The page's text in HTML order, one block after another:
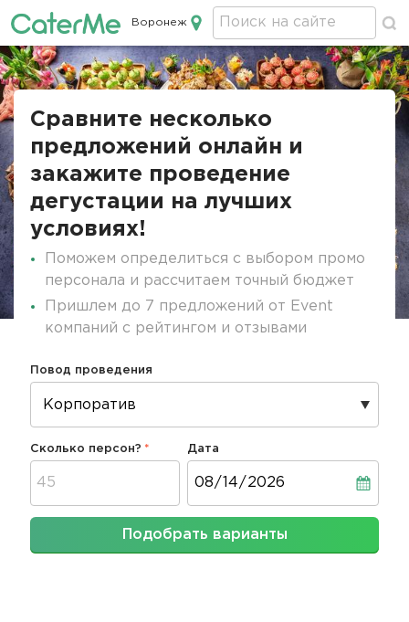
Кейтеринг в Воронеже
Воронеж
Строка
Сравните несколько
предложений онлайн и
закажите проведение
дегустации на лучших
условиях!
Поможем определиться с выбором промо
персонала и рассчитаем точный бюджет
Пришлем до 7 предложений от Event
компаний с рейтингом и отзывами
Повод проведения
Сколько персон? Дата
Подобрать варианты